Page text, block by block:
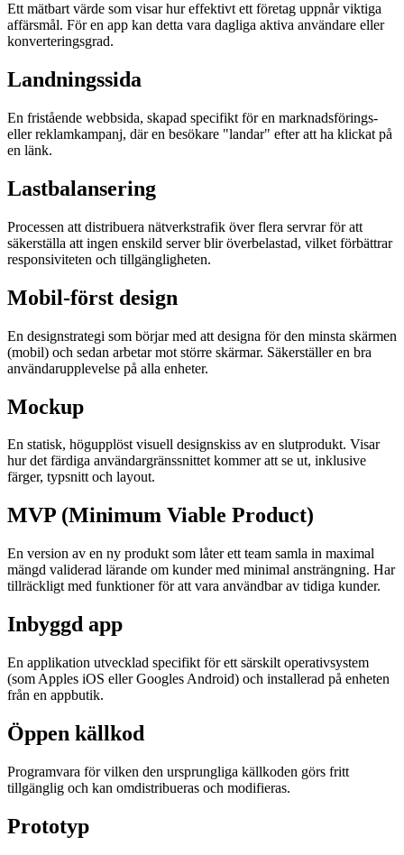
Ett mätbart värde som visar hur effektivt ett företag uppnår viktiga
affärsmål. För en app kan detta vara dagliga aktiva användare eller
konverteringsgrad.
Landningssida
En fristående webbsida, skapad specifikt för en marknadsförings-
eller reklamkampanj, där en besökare "landar" efter att ha klickat på
en länk.
Lastbalansering
Processen att distribuera nätverkstrafik över flera servrar för att
säkerställa att ingen enskild server blir överbelastad, vilket förbättrar
responsiviteten och tillgängligheten.
Mobil-först design
En designstrategi som börjar med att designa för den minsta skärmen
(mobil) och sedan arbetar mot större skärmar. Säkerställer en bra
användarupplevelse på alla enheter.
Mockup
En statisk, högupplöst visuell designskiss av en slutprodukt. Visar
hur det färdiga användargränssnittet kommer att se ut, inklusive
färger, typsnitt och layout.
MVP (Minimum Viable Product)
En version av en ny produkt som låter ett team samla in maximal
mängd validerad lärande om kunder med minimal ansträngning. Har
tillräckligt med funktioner för att vara användbar av tidiga kunder.
Inbyggd app
En applikation utvecklad specifikt för ett särskilt operativsystem
(som Apples iOS eller Googles Android) och installerad på enheten
från en appbutik.
Öppen källkod
Programvara för vilken den ursprungliga källkoden görs fritt
tillgänglig och kan omdistribueras och modifieras.
Prototyp